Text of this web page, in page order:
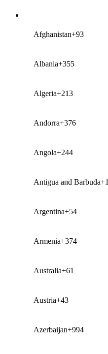
Afghanistan+93
Albania+355
Algeria+213
Andorra+376
Angola+244
Antigua and Barbuda+1
Argentina+54
Armenia+374
Australia+61
Austria+43
Azerbaijan+994